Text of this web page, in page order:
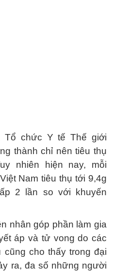
Tổ chức Y tế Thế giới
thành chỉ nên tiêu thụ
nhiên hiện nay, mỗi
Nam tiêu thụ tới 9,4g
2 lần so với khuyến
nhân góp phần làm gia
áp và tử vong do các
cũng cho thấy trong đại
ra, đa số những người